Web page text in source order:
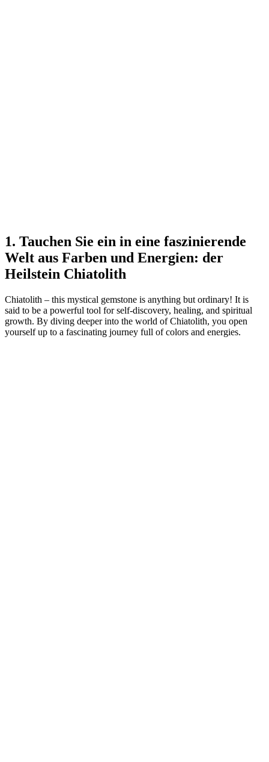
1. Tauchen Sie ein in eine faszinierende
Welt aus Farben und Energien: der
Heilstein Chiatolith
Chiatolith – this mystical gemstone is anything but ordinary! It is
said to be a powerful tool for self-discovery, healing, and spiritual
growth. By diving deeper into the world of Chiatolith, you open
yourself up to a fascinating journey full of colors and energies.